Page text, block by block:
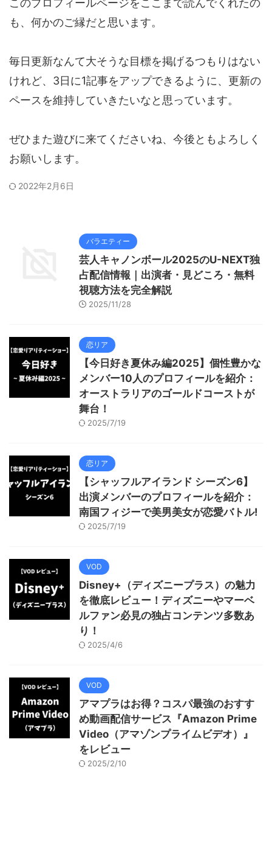
このプロフィールページをここまで読んでくれたの
も、何かのご縁だと思います。
毎日更新なんて大そうな目標を掲げるつもりはない
けれど、3日に1記事をアップできるように、更新の
ペースを維持していきたいなと思っています。
ぜひまた遊びに来てくださいね、今後ともよろしく
お願いします。
2022年2月6日
バラエティー
芸人キャノンボール2025のU-NEXT独
占配信情報｜出演者・見どころ・無料
視聴方法を完全解説
2025/11/28
恋リア
【今日好き夏休み編2025】個性豊かな
メンバー10人のプロフィールを紹介：
オーストラリアのゴールドコーストが
舞台！
2025/7/19
恋リア
【シャッフルアイランド シーズン6】
出演メンバーのプロフィールを紹介：
南国フィジーで美男美女が恋愛バトル!
2025/7/19
VOD
Disney+（ディズニープラス）の魅力
を徹底レビュー！ディズニーやマーベ
ルファン必見の独占コンテンツ多数あ
り！
2025/4/6
VOD
アマプラはお得？コスパ最強のおすす
め動画配信サービス『Amazon Prime
Video（アマゾンプライムビデオ）』
をレビュー
2025/2/10